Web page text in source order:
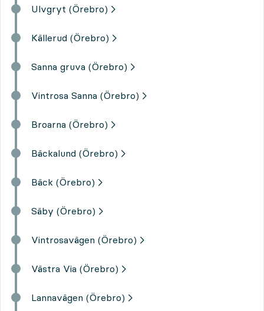
Ulvgryt (Örebro)
Källerud (Örebro)
Sanna gruva (Örebro)
Vintrosa Sanna (Örebro)
Broarna (Örebro)
Bäckalund (Örebro)
Bäck (Örebro)
Säby (Örebro)
Vintrosavägen (Örebro)
Västra Via (Örebro)
Lannavägen (Örebro)